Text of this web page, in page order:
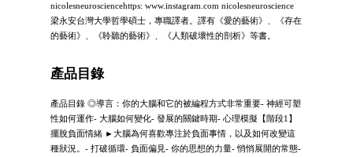
nicolesneurosciencehttps: www.instagram.com nicolesneuroscience
梁永安台灣大學哲學碩士，專職譯者。譯有《愛的藝術》、《存在
的藝術》、《聆聽的藝術》、《人類破壞性的剖析》等書。
產品目錄
產品目錄 ◎導言：你的大腦和它的被編程方式非常重要- 神經可塑
性如何運作- 大腦如何變化- 發展的關鍵時期- 心理模擬【階段1】
擺脫負面情緒 ►大腦為何喜歡專注於負面事情，以及如何改變這
種狀況。- 打破循環- 負面偏見- 你的思想的力量- 悄悄展開的常態-